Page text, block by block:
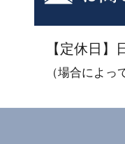
【定休日】
（場合によっ